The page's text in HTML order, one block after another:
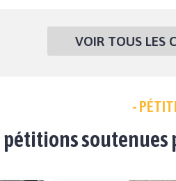
VOIR TOUS LES
-
pétitions